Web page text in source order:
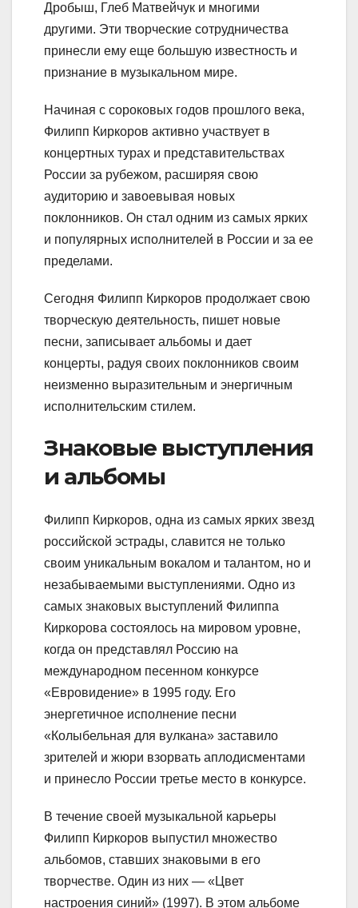
Дробыш, Глеб Матвейчук и многими
другими. Эти творческие сотрудничества
принесли ему еще большую известность и
признание в музыкальном мире.
Начиная с сороковых годов прошлого века,
Филипп Киркоров активно участвует в
концертных турах и представительствах
России за рубежом, расширяя свою
аудиторию и завоевывая новых
поклонников. Он стал одним из самых ярких
и популярных исполнителей в России и за ее
пределами.
Сегодня Филипп Киркоров продолжает свою
творческую деятельность, пишет новые
песни, записывает альбомы и дает
концерты, радуя своих поклонников своим
неизменно выразительным и энергичным
исполнительским стилем.
Знаковые выступления
и альбомы
Филипп Киркоров, одна из самых ярких звезд
российской эстрады, славится не только
своим уникальным вокалом и талантом, но и
незабываемыми выступлениями. Одно из
самых знаковых выступлений Филиппа
Киркорова состоялось на мировом уровне,
когда он представлял Россию на
международном песенном конкурсе
«Евровидение» в 1995 году. Его
энергетичное исполнение песни
«Колыбельная для вулкана» заставило
зрителей и жюри взорвать аплодисментами
и принесло России третье место в конкурсе.
В течение своей музыкальной карьеры
Филипп Киркоров выпустил множество
альбомов, ставших знаковыми в его
творчестве. Один из них — «Цвет
настроения синий» (1997). В этом альбоме